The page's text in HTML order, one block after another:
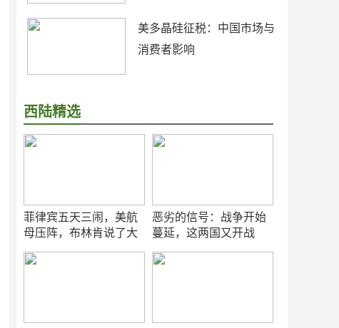
美多晶硅征税：中国市场与
消费者影响
西陆精选
菲律宾五天三闹，美航
母压阵，布林肯说了大
恶劣的信号：战争开始
蔓延，这两国又开战